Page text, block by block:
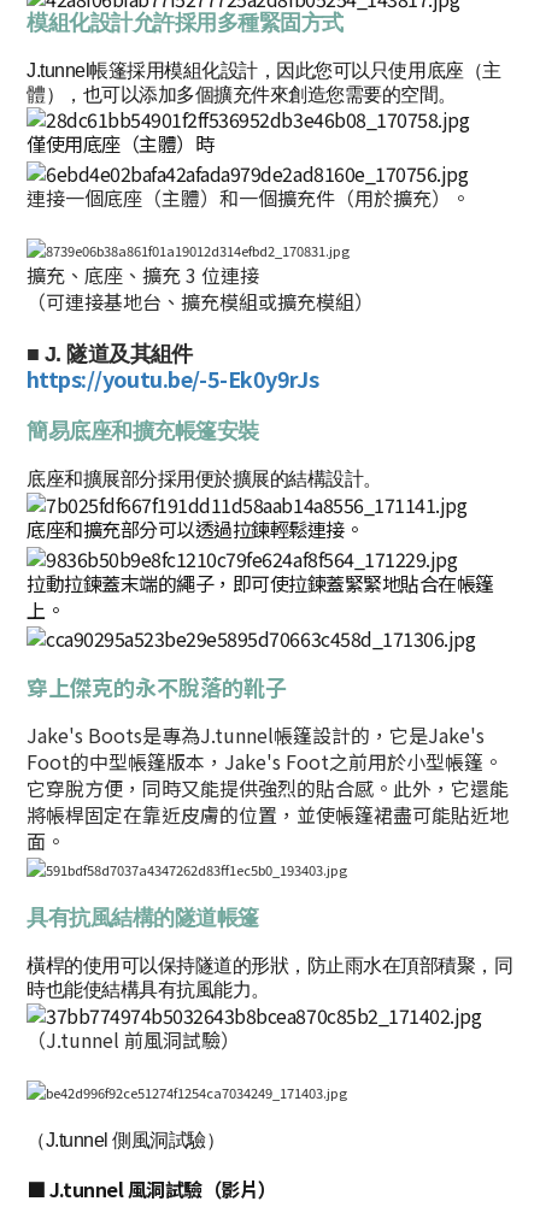
模組化設計允許採用多種緊固方式
J.tunnel帳篷採用模組化設計，因此您可以只使用底座（主
體），也可以添加多個擴充件來創造您需要的空間。
僅使用底座（主體）時
連接一個底座（主體）和一個擴充件（用於擴充）。
擴充、底座、擴充 3 位連接
（可連接基地台、擴充模組或擴充模組）
■ J. 隧道及其組件
https://youtu.be/-5-Ek0y9rJs
簡易底座和擴充帳篷安裝
底座和擴展部分採用便於擴展的結構設計。
底座和擴充部分可以透過拉鍊輕鬆連接。
拉動拉鍊蓋末端的繩子，即可使拉鍊蓋緊緊地貼合在帳篷
上。
穿上傑克的永不脫落的靴子
Jake's Boots是專為J.tunnel帳篷設計的，它是Jake's
Foot的中型帳篷版本，Jake's Foot之前用於小型帳篷。
它穿脫方便，同時又能提供強烈的貼合感。此外，它還能
將帳桿固定在靠近皮膚的位置，並使帳篷裙盡可能貼近地
面。
具有抗風結構的隧道帳篷
橫桿的使用可以保持隧道的形狀，防止雨水在頂部積聚，同
時也能使結構具有抗風能力。
（J.tunnel 前風洞試驗）
（J.tunnel 側風洞試驗）
■ J.tunnel 風洞試驗（影片）